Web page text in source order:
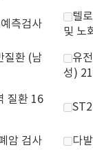
측검사
텔
및 노
질환 (남
유
성)
질환 16
암 검사 다